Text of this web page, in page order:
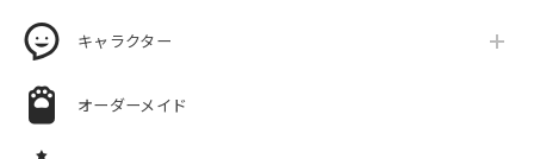
キャラクター
オーダーメイド